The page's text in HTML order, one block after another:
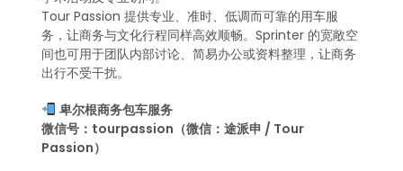
Tour Passion 提供专业、准时、低调而可靠的用车服
务，让商务与文化行程同样高效顺畅。Sprinter 的宽敞空
间也可用于团队内部讨论、简易办公或资料整理，让商务
出行不受干扰。
卑尔根商务包车服务
微信号：tourpassion（微信：途派申 / Tour
Passion）